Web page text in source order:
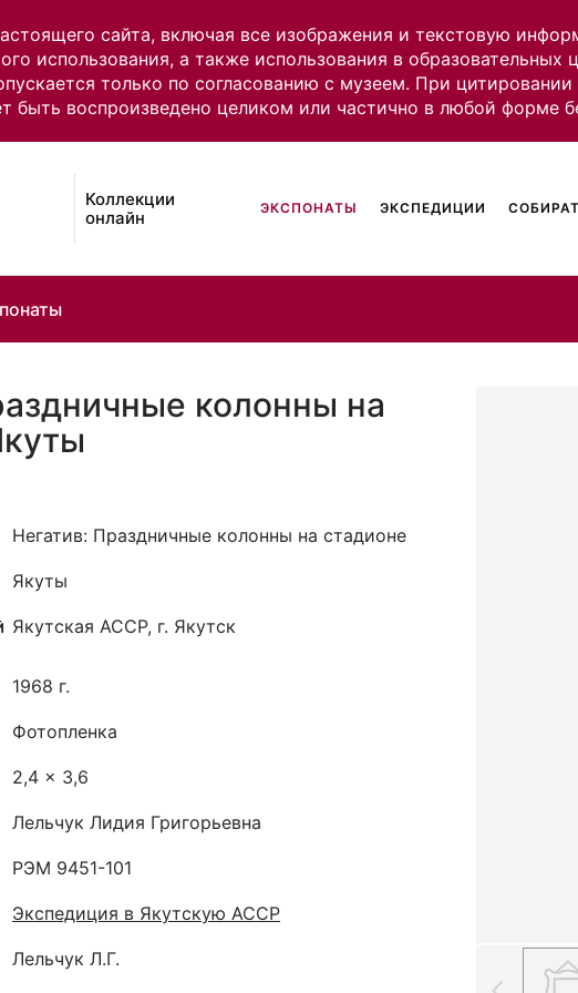
сайта, включая все изображения и текстовую
использования, а также использования в
только по согласованию с музеем. При
быть воспроизведено целиком или частично в любой форме
Коллекции
онлайн
ЭКСПОНАТЫ ЭКСПЕДИЦИИ
колонны на
Негатив: Праздничные колонны на стадионе
Якуты
Якутская ACCP, г. Якутск
1968 г.
Фотопленка
2,4 x 3,6
Лельчук Лидия Григорьевна
РЭМ 9451-101
Экспедиция в Якутскую АССР
Лельчук Л.Г.